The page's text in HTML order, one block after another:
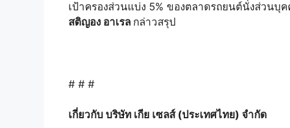
เป้าครองส่วนแบ่ง 5% ของตลาดรถยนต์นั่งส่วนบุ
สติญอง อาเรล กล่าวสรุป
# # #
เกี่ยวกับ บริษัท เกีย เซลส์ (ประเทศไทย) จำกัด